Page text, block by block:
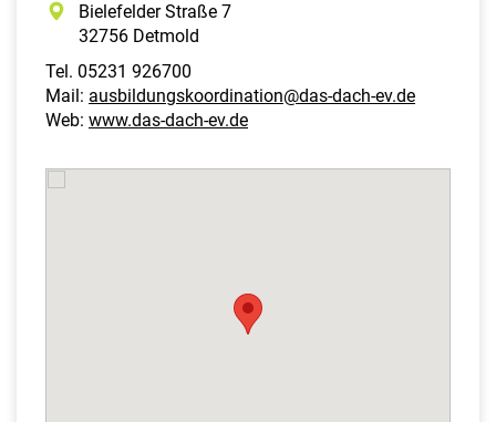
Bielefelder Straße 7
32756 Detmold
Tel. 05231 926700
Mail: ausbildungskoordination@das-dach-ev.de
Web: www.das-dach-ev.de